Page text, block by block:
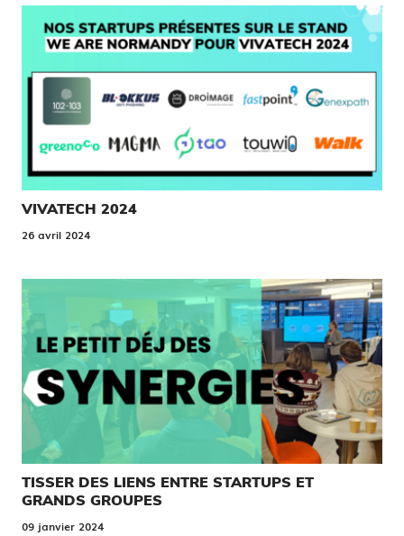
VIVATECH 2024
26 avril 2024
TISSER DES LIENS ENTRE STARTUPS ET
GRANDS GROUPES
09 janvier 2024